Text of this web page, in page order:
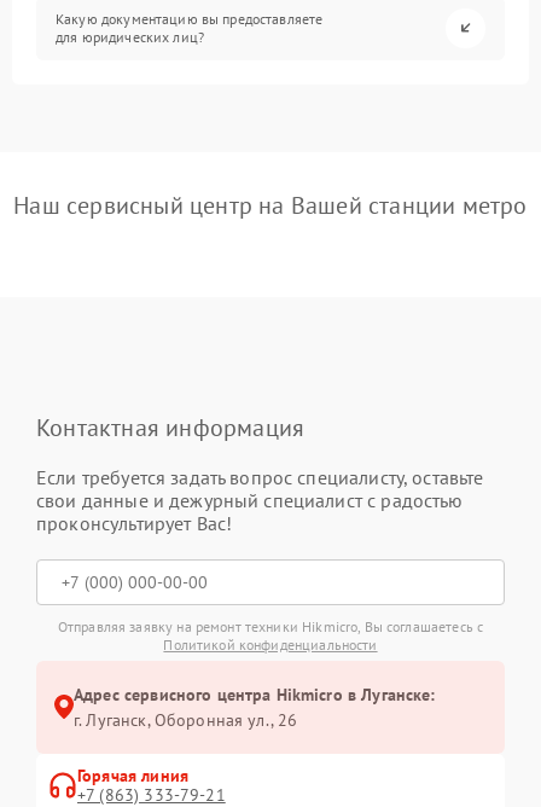
Какую документацию вы предоставляете
для юридических лиц?
Наш сервисный центр на Вашей станции метро
Контактная информация
Если требуется задать вопрос специалисту, оставьте
свои данные и дежурный специалист с радостью
проконсультирует Вас!
Отправляя заявку на ремонт техники Hikmicro, Вы соглашаетесь с
Политикой конфиденциальности
Адрес сервисного центра Hikmicro в Луганске:
г. Луганск, Оборонная ул., 26
Горячая линия
+7 (863) 333-79-21